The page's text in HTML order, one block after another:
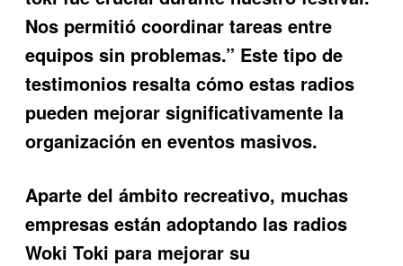
Nos permitió coordinar tareas entre
equipos sin problemas.” Este tipo de
testimonios resalta cómo estas radios
pueden mejorar significativamente la
organización en eventos masivos.
Aparte del ámbito recreativo, muchas
empresas están adoptando las radios
Woki Toki para mejorar su